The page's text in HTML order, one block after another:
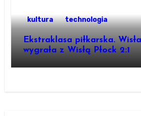
kultura technologia
Ekstraklasa piłkarska.
wygrała z Wisłą Płock 2:1